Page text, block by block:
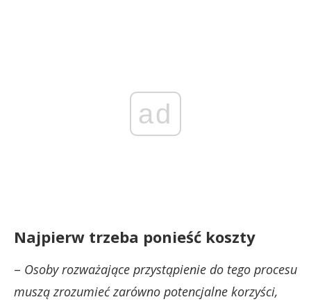
ad
Najpierw trzeba ponieść koszty
– Osoby rozważające przystąpienie do tego procesu
muszą zrozumieć zarówno potencjalne korzyści,